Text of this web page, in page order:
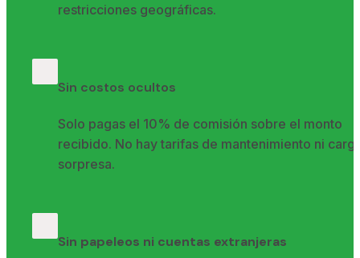
restricciones geográficas.
Sin costos ocultos
Solo pagas el 10% de comisión sobre el monto
recibido. No hay tarifas de mantenimiento ni
sorpresa.
Sin papeleos ni cuentas extranjeras